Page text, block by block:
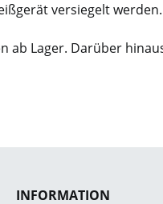
versiegelt
ab Lager. Darüber
INFORMATION